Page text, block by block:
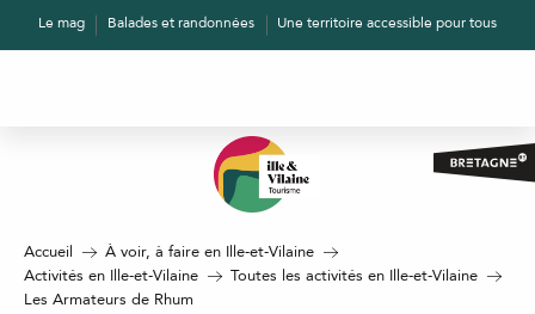
AllerLe mag Balades et randonnées Une territoire accessible pour tous
Accueil
À voir, à faire en Ille-et-Vilaine
Activités en Ille-et-Vilaine
Toutes les activités en Ille-et-Vilaine
Les Armateurs de Rhum